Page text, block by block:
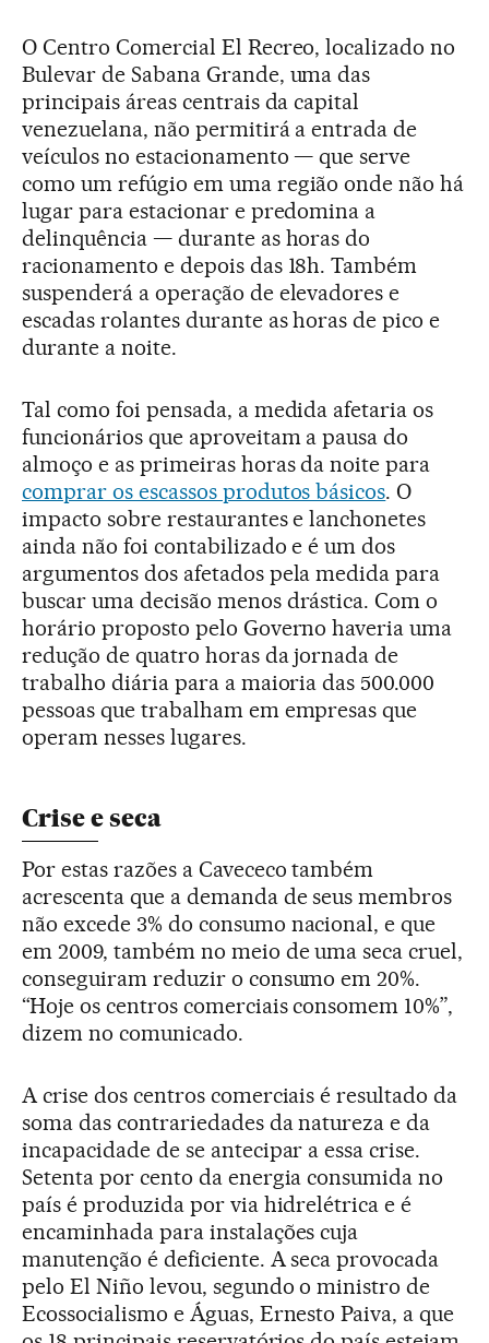
O Centro Comercial El Recreo, localizado no
Bulevar de Sabana Grande, uma das
principais áreas centrais da capital
venezuelana, não permitirá a entrada de
veículos no estacionamento — que serve
como um refúgio em uma região onde não há
lugar para estacionar e predomina a
delinquência — durante as horas do
racionamento e depois das 18h. Também
suspenderá a operação de elevadores e
escadas rolantes durante as horas de pico e
durante a noite.
Tal como foi pensada, a medida afetaria os
funcionários que aproveitam a pausa do
almoço e as primeiras horas da noite para
comprar os escassos produtos básicos. O
impacto sobre restaurantes e lanchonetes
ainda não foi contabilizado e é um dos
argumentos dos afetados pela medida para
buscar uma decisão menos drástica. Com o
horário proposto pelo Governo haveria uma
redução de quatro horas da jornada de
trabalho diária para a maioria das 500.000
pessoas que trabalham em empresas que
operam nesses lugares.
Crise e seca
Por estas razões a Cavececo também
acrescenta que a demanda de seus membros
não excede 3% do consumo nacional, e que
em 2009, também no meio de uma seca cruel,
conseguiram reduzir o consumo em 20%.
“Hoje os centros comerciais consomem 10%”,
dizem no comunicado.
A crise dos centros comerciais é resultado da
soma das contrariedades da natureza e da
incapacidade de se antecipar a essa crise.
Setenta por cento da energia consumida no
país é produzida por via hidrelétrica e é
encaminhada para instalações cuja
manutenção é deficiente. A seca provocada
pelo El Niño levou, segundo o ministro de
Ecossocialismo e Águas, Ernesto Paiva, a que